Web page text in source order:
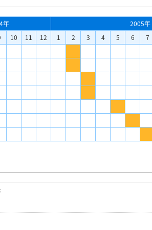
年 2005年
10 11 12 1 2 3 4 5 6 7